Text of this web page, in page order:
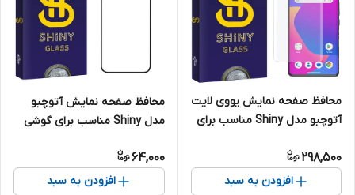
محافظ صفحه نمایش یووی لایت
آتوچبو مدل Shiny مناسب برای
298,500
افزودن به سبد
محافظ صفحه نمایش آتوچبو
مدل Shiny مناسب برای گوشی
64,000
افزودن به سبد